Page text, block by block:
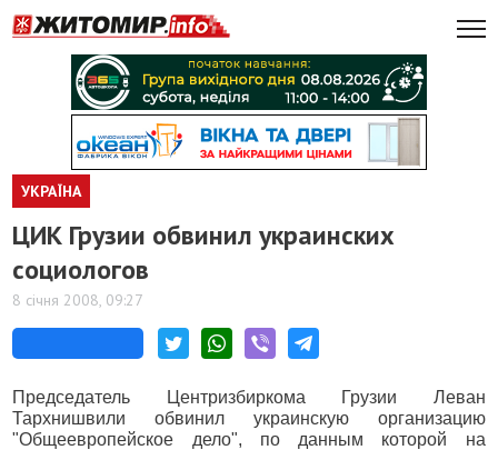
УКРАЇНА
ЦИК Грузии обвинил украинских
социологов
8 січня 2008, 09:27
Председатель Центризбиркома Грузии Леван
Тархнишвили обвинил украинскую организацию
"Общеевропейское дело", по данным которой на